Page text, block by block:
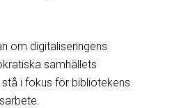
om digitaliseringens
samhällets
i fokus för bibliotekens